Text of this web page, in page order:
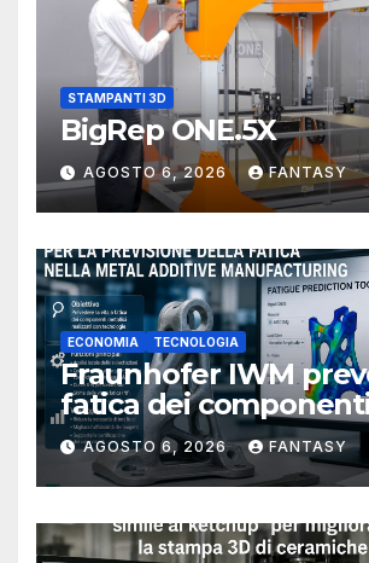
STAMPANTI 3D
BigRep ONE.5X
AGOSTO 6, 2026 FANTASY
ECONOMIA TECNOLOGIA
Fraunhofer IWM
fatica dei
metallici stampati in
AGOSTO 6, 2026 FANTASY